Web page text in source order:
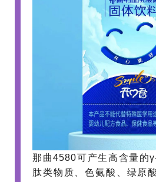
那曲4580可产生高含量的
肽类物质、色氨酸、绿原